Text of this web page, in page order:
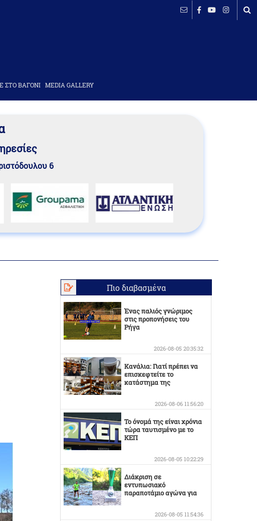
ΣΤΟ ΒΑΓΟΝΙ MEDIA GALLERY
6
Πιο διαβασμένα
Ένας παλιός γνώριμος
στις προπονήσεις του
Ρήγα
2026-08-05 20:35:32
Κανάλια: Γιατί πρέπει να
επισκεφτείτε το
κατάστημα της
2026-08-06 11:56:20
Το όνομά της είναι χρόνια
τώρα ταυτισμένο με το
ΚΕΠ
2026-08-05 10:22:29
Διάκριση σε
εντυπωσιακό
παραποτάμιο αγώνα για
2026-08-05 11:54:36